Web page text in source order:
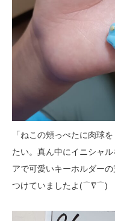
「ねこの頬っぺたに肉球
たい。真ん中にイニシャ
アで可愛いキーホルダー
つけていましたよ(⌒∇⌒)